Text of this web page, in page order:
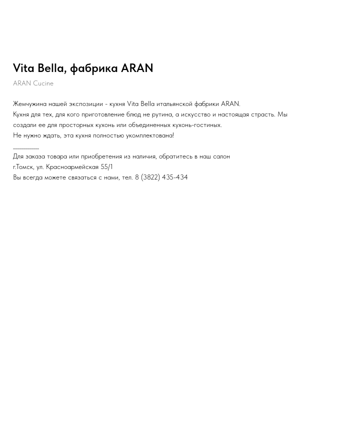
Vita Bella, фабрика ARAN
ARAN Cucine
Жемчужина нашей экспозиции - кухня Vita Bella итальянской фабрики ARAN.
Кухня для тех, для кого приготовление блюд не рутина, а искусство и настоящая страсть. Мы
создали ее для просторных кухонь или объединенных кухонь-гостиных.
Не нужно ждать, эта кухня полностью укомплектована!
Для заказа товара или приобретения из наличия, обратитесь в наш салон
г.Томск, ул. Красноармейская 55/1
Вы всегда можете связаться с нами, тел. 8 (3822) 435-434